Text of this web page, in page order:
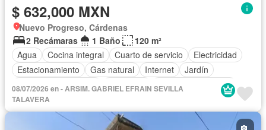
$ 632,000 MXN
Nuevo Progreso, Cárdenas
2 Recámaras
1 Baño
120 m²
Agua
Cocina integral Cuarto de servicio
Electricidad
Estacionamiento
Gas natural Internet
Jardín
Recámara con closet
Seguridad
Televisión por cable
Sin amueblar
08/07/2026 en - ARSIM. GABRIEL EFRAIN SEVILLA
TALAVERA